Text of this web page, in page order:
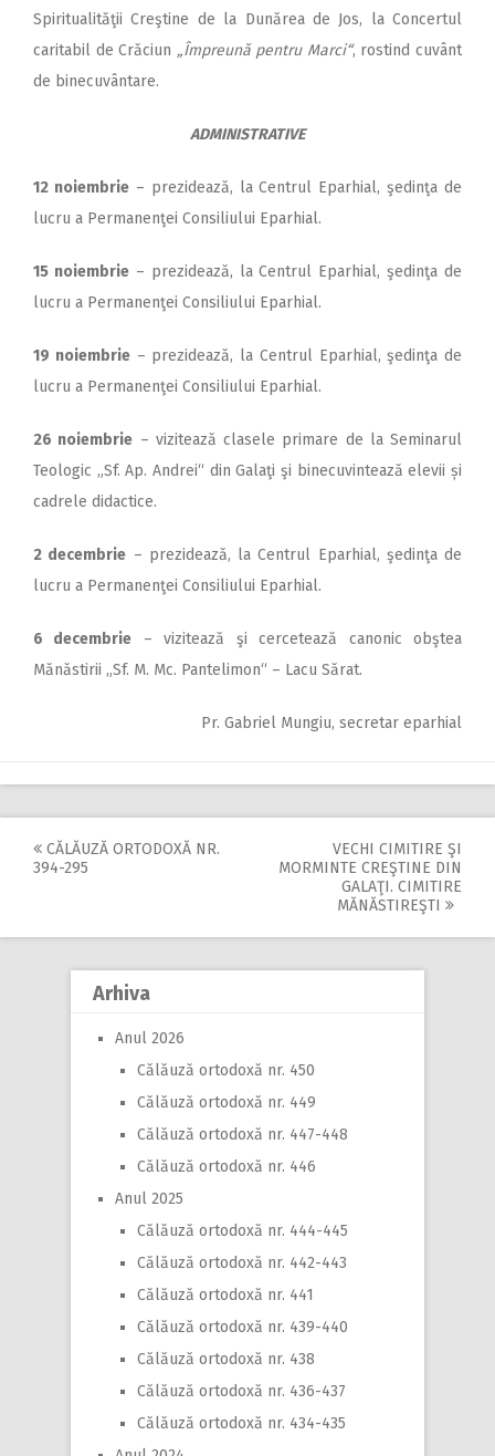
Spiritualităţii Creştine de la Dunărea de Jos, la Concertul
caritabil de Crăciun „Împreună pentru Marci“, rostind cuvânt
de binecuvântare.
ADMINISTRATIVE
12 noiembrie– prezidează, la Centrul Eparhial, şedinţa de
lucru a Permanenţei Consiliului Eparhial.
15 noiembrie– prezidează, la Centrul Eparhial, şedinţa de
lucru a Permanenţei Consiliului Eparhial.
19 noiembrie– prezidează, la Centrul Eparhial, şedinţa de
lucru a Permanenţei Consiliului Eparhial.
26 noiembrie – vizitează clasele primare de la Seminarul
Teologic „Sf. Ap. Andrei“ din Galaţi şi binecuvintează elevii și
cadrele didactice.
2 decembrie – prezidează, la Centrul Eparhial, şedinţa de
lucru a Permanenţei Consiliului Eparhial.
6 decembrie – vizitează şi cercetează canonic obştea
Mănăstirii „Sf. M. Mc. Pantelimon“ – Lacu Sărat.
Pr. Gabriel Mungiu, secretar eparhial
Post
CĂLĂUZĂ ORTODOXĂ NR.
394-295
VECHI CIMITIRE ŞI
MORMINTE CREŞTINE DIN
GALAŢI. CIMITIRE
MĂNĂSTIREŞTI
Arhiva
Anul 2026
Călăuză ortodoxă nr. 450
Călăuză ortodoxă nr. 449
Călăuză ortodoxă nr. 447-448
Călăuză ortodoxă nr. 446
Anul 2025
Călăuză ortodoxă nr. 444-445
Călăuză ortodoxă nr. 442-443
Călăuză ortodoxă nr. 441
Călăuză ortodoxă nr. 439-440
Călăuză ortodoxă nr. 438
Călăuză ortodoxă nr. 436-437
Călăuză ortodoxă nr. 434-435